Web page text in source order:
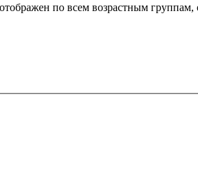
по всем возрастным группам,